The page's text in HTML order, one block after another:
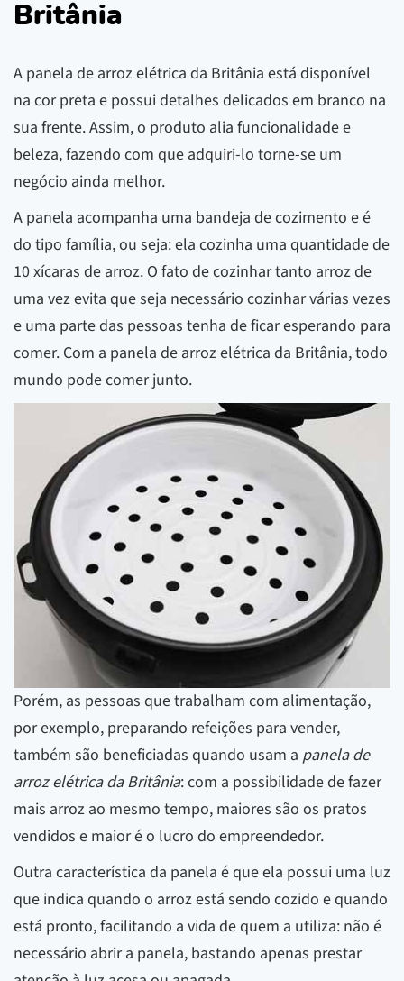
Britânia
A panela de arroz elétrica da Britânia está disponível
na cor preta e possui detalhes delicados em branco na
sua frente. Assim, o produto alia funcionalidade e
beleza, fazendo com que adquiri-lo torne-se um
negócio ainda melhor.
A panela acompanha uma bandeja de cozimento e é
do tipo família, ou seja: ela cozinha uma quantidade de
10 xícaras de arroz. O fato de cozinhar tanto arroz de
uma vez evita que seja necessário cozinhar várias vezes
e uma parte das pessoas tenha de ficar esperando para
comer. Com a panela de arroz elétrica da Britânia, todo
mundo pode comer junto.
Porém, as pessoas que trabalham com alimentação,
por exemplo, preparando refeições para vender,
também são beneficiadas quando usam a panela de
arroz elétrica da Britânia: com a possibilidade de fazer
mais arroz ao mesmo tempo, maiores são os pratos
vendidos e maior é o lucro do empreendedor.
Outra característica da panela é que ela possui uma luz
que indica quando o arroz está sendo cozido e quando
está pronto, facilitando a vida de quem a utiliza: não é
necessário abrir a panela, bastando apenas prestar